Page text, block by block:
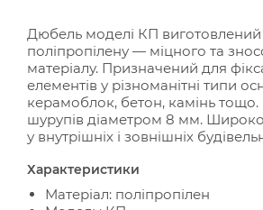
Дюбель моделі КП виготовлений
поліпропілену — міцного та
матеріалу. Призначений для
елементів у різноманітні типи
керамоблок, бетон, камінь тощо.
шурупів діаметром 8 мм. Широко
у внутрішніх і зовнішніх
Характеристики
Матеріал: поліпропілен